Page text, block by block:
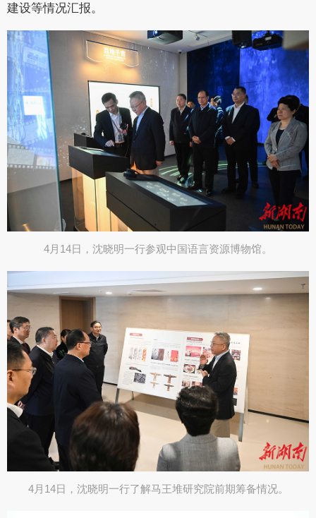
建设等情况汇报。
4月14日，沈晓明一行参观中国语言资源博物馆。
4月14日，沈晓明一行了解马王堆研究院前期筹备情况。